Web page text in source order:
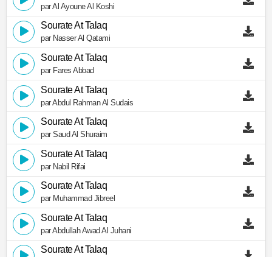
par Al Ayoune Al Koshi
Sourate At Talaq
par Nasser Al Qatami
Sourate At Talaq
par Fares Abbad
Sourate At Talaq
par Abdul Rahman Al Sudais
Sourate At Talaq
par Saud Al Shuraim
Sourate At Talaq
par Nabil Rifai
Sourate At Talaq
par Muhammad Jibreel
Sourate At Talaq
par Abdullah Awad Al Juhani
Sourate At Talaq